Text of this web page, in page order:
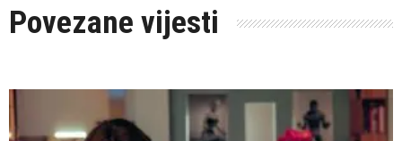
Povezane vijesti